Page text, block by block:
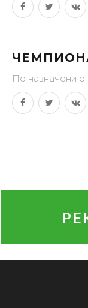
По назначению